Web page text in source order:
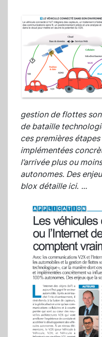
gestion de flottes
de bataille
ces premières
implémentées
l’arrivée plus ou
autonomes. Des
blox détaille ici. ...